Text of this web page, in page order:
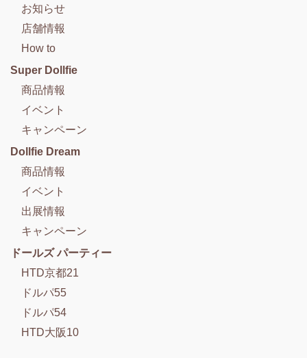
お知らせ
店舗情報
How to
Super Dollfie
商品情報
イベント
キャンペーン
Dollfie Dream
商品情報
イベント
出展情報
キャンペーン
ドールズ パーティー
HTD京都21
ドルパ55
ドルパ54
HTD大阪10